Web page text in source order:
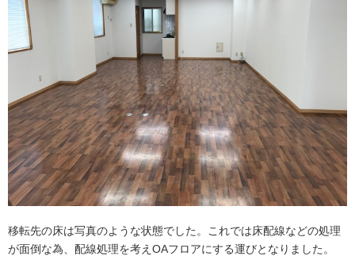
移転先の床は写真のような状態でした。これでは床配線などの処理
が面倒な為、配線処理を考えOAフロアにする運びとなりました。